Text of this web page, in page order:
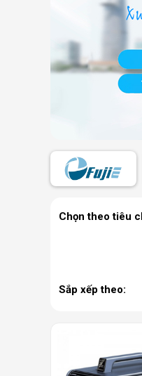
Chọn theo tiêu
Sắp xếp theo: